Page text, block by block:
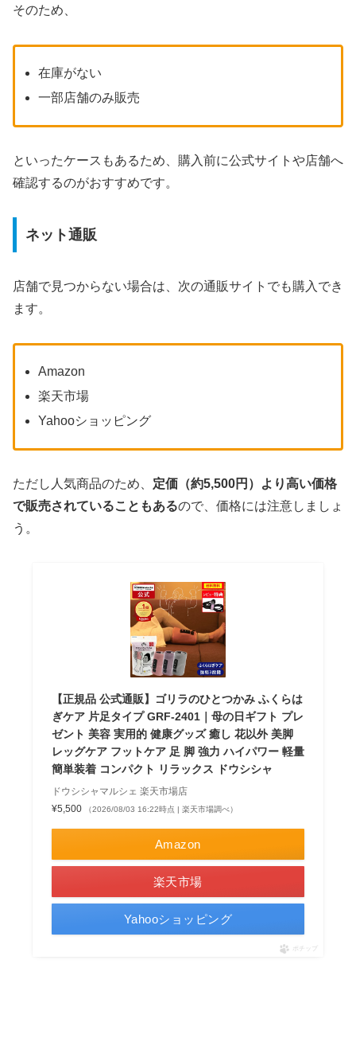
そのため、
在庫がない
一部店舗のみ販売
といったケースもあるため、購入前に公式サイトや店舗へ
確認するのがおすすめです。
ネット通販
店舗で見つからない場合は、次の通販サイトでも購入でき
ます。
Amazon
楽天市場
Yahooショッピング
ただし人気商品のため、 定価（約5,500円）より高い価格
で販売されていることもあるので、価格には注意しましょ
う。
【正規品 公式通販】ゴリラのひとつかみ ふくらは
ぎケア 片足タイプ GRF-2401｜母の日ギフト プレ
ゼント 美容 実用的 健康グッズ 癒し 花以外 美脚
レッグケア フットケア 足 脚 強力 ハイパワー 軽量
簡単装着 コンパクト リラックス ドウシシャ
ドウシシャマルシェ 楽天市場店
¥5,500
（2026/08/03 16:22時点 | 楽天市場調べ）
Amazon
楽天市場
Yahooショッピング
ポチップ